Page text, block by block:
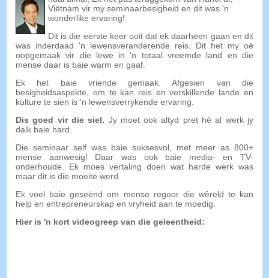
Viëtnam vir my seminaarbesigheid en dit was 'n
wonderlike ervaring!
Dit is die eerste keer ooit dat ek daarheen gaan en dit
was inderdaad 'n lewensveranderende reis. Dit het my oë
oopgemaak vir die lewe in 'n totaal vreemde land en die
mense daar is baie warm en gaaf.
Ek het baie vriende gemaak. Afgesien van die
besigheidsaspekte, om te kan reis en verskillende lande en
kulture te sien is 'n lewensverrykende ervaring.
Dis goed vir die siel. Jy moet ook altyd pret hê al werk jy
dalk baie hard.
Die seminaar self was baie suksesvol, met meer as 800+
mense aanwesig! Daar was ook baie media- en TV-
onderhoude. Ek moes vertaling doen wat harde werk was
maar dit is die moeite werd.
Ek voel baie geseënd om mense regoor die wêreld te kan
help en entrepreneurskap en vryheid aan te moedig.
Hier is 'n kort videogreep van die geleentheid: